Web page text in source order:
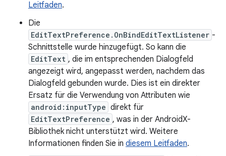
Leitfaden.
Die
EditTextPreference.OnBindEditTextListener -
Schnittstelle wurde hinzugefügt. So kann die
EditText , die im entsprechenden Dialogfeld
angezeigt wird, angepasst werden, nachdem das
Dialogfeld gebunden wurde. Dies ist ein direkter
Ersatz für die Verwendung von Attributen wie
android:inputType direkt für
EditTextPreference , was in der AndroidX-
Bibliothek nicht unterstützt wird. Weitere
Informationen finden Sie in diesem Leitfaden.